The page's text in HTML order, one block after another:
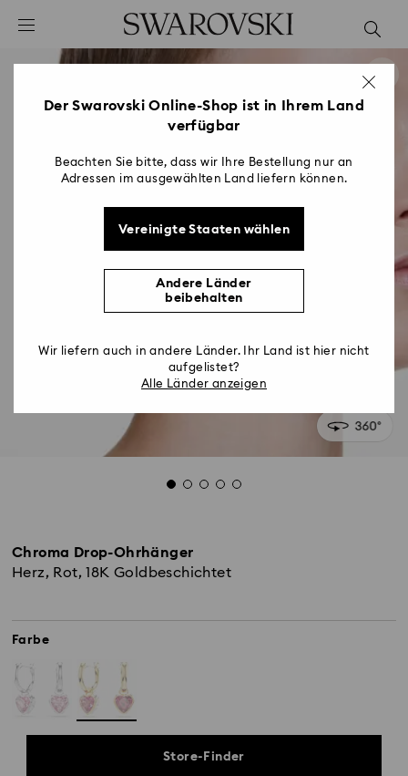
Liste Tastaturkürzel
0 - Header
2 - Footer
Chroma Drop-Ohrhänger
Herz, Rot, 18K Goldbeschichtet
Farbe
Store-Finder
Der Swarovski Online-Shop ist in Ihrem Land
verfügbar
Beachten Sie bitte, dass wir Ihre Bestellung nur an
Adressen im ausgewählten Land liefern können.
Vereinigte Staaten wählen
Andere Länder
beibehalten
Wir liefern auch in andere Länder. Ihr Land ist hier nicht
aufgelistet?
Alle Länder anzeigen